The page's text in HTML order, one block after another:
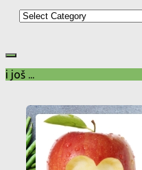
Kategorije
i još ...